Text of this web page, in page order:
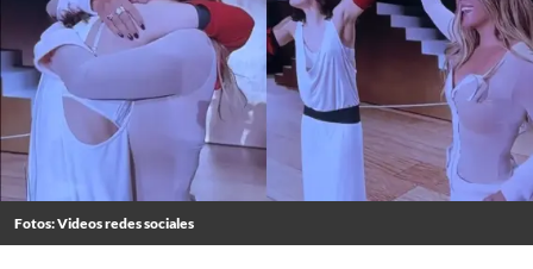
Fotos: Videos redes sociales